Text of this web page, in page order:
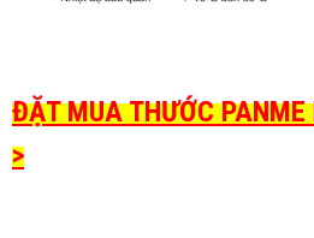
ĐẶT MUA THƯỚC
>